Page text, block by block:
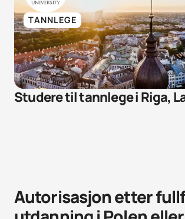
TANNLEGE
Studere til tannlege i Riga,
Autorisasjon etter